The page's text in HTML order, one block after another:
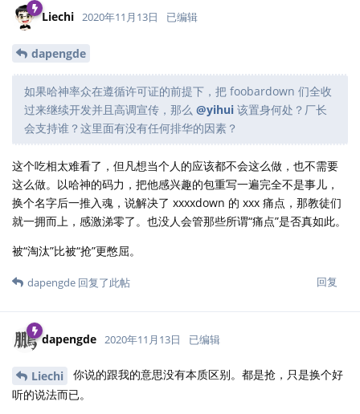
Liechi 2020年11月13日 已编辑
dapengde
如果哈神率众在遵循许可证的前提下，把 foobardown 们全收
过来继续开发并且高调宣传，那么 @yihui 该置身何处？厂长
会支持谁？这里面有没有任何排华的因素？
这个吃相太难看了，但凡想当个人的应该都不会这么做，也不需要
这么做。以哈神的码力，把他感兴趣的包重写一遍完全不是事儿，
换个名字后一推入魂，说解决了 xxxxdown 的 xxx 痛点，那教徒们
就一拥而上，感激涕零了。也没人会管那些所谓“痛点”是否真如此。
被“淘汰”比被“抢”更憋屈。
回复
dapengde 回复了此帖
dapengde 2020年11月13日 已编辑
Liechi
你说的跟我的意思没有本质区别。都是抢，只是换个好
听的说法而已。